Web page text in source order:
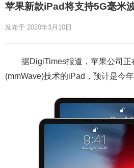
苹果新款iPad将支持5G毫米
发布于 2020年3月10日
据DigiTimes报道，苹果公司正
(mmWave)技术的iPad，预计是今